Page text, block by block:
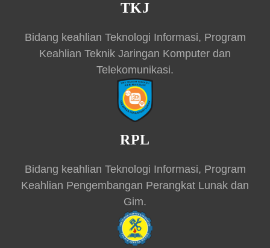
TKJ
Bidang keahlian Teknologi Informasi, Program
Keahlian Teknik Jaringan Komputer dan
Telekomunikasi.
RPL
Bidang keahlian Teknologi Informasi, Program
Keahlian Pengembangan Perangkat Lunak dan
Gim.